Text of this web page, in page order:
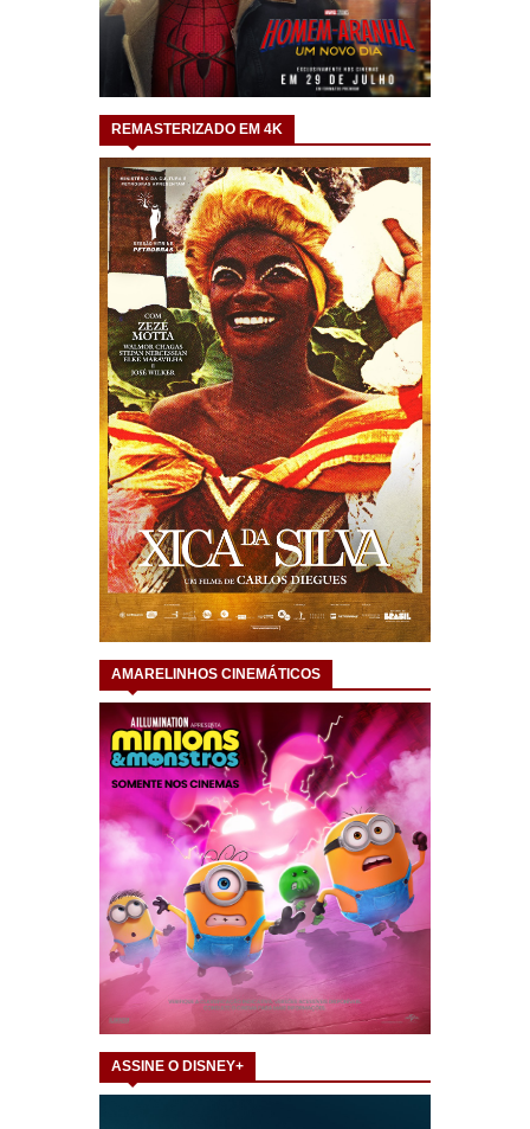
REMASTERIZADO EM 4K
AMARELINHOS CINEMÁTICOS
ASSINE O DISNEY+